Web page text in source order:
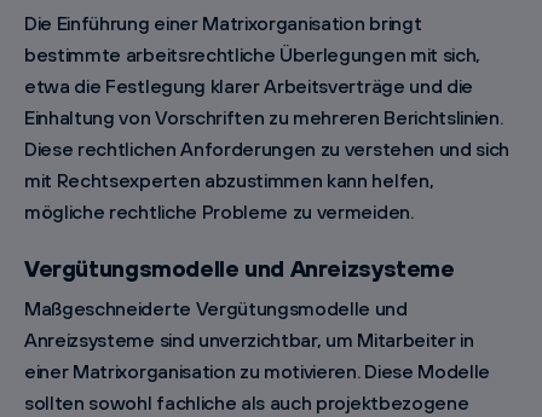
Die Einführung einer Matrixorganisation bringt
bestimmte arbeitsrechtliche Überlegungen mit sich,
etwa die Festlegung klarer Arbeitsverträge und die
Einhaltung von Vorschriften zu mehreren Berichtslinien.
Diese rechtlichen Anforderungen zu verstehen und sich
mit Rechtsexperten abzustimmen kann helfen,
mögliche rechtliche Probleme zu vermeiden.
Vergütungsmodelle und Anreizsysteme
Maßgeschneiderte Vergütungsmodelle und
Anreizsysteme sind unverzichtbar, um Mitarbeiter in
einer Matrixorganisation zu motivieren. Diese Modelle
sollten sowohl fachliche als auch projektbezogene